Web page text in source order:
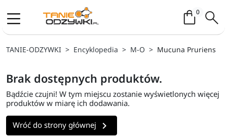
0Koszyk /
TANIE-ODZYWKI Encyklopedia M-O Mucuna Pruriens
Brak dostępnych produktów.
Bądźcie czujni! W tym miejscu zostanie wyświetlonych więcej
produktów w miarę ich dodawania.
Wróć do strony głównej 